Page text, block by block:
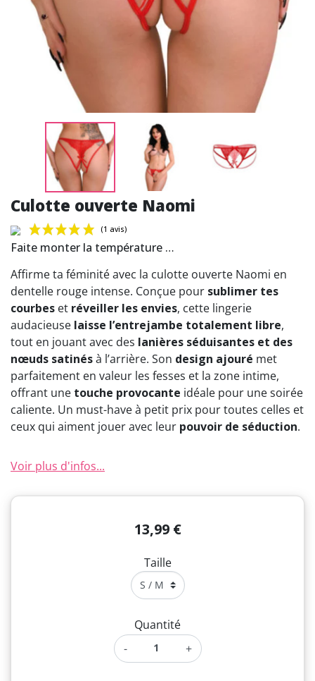
Culotte ouverte Naomi
(1 avis)
Faite monter la température …
Affirme ta féminité avec la culotte ouverte Naomi en
dentelle rouge intense. Conçue pour sublimer tes
courbes et réveiller les envies, cette lingerie
audacieuse laisse l’entrejambe totalement libre,
tout en jouant avec des lanières séduisantes et des
nœuds satinésà l’arrière. Son design ajouré met
parfaitement en valeur les fesses et la zone intime,
offrant une touche provocante idéale pour une soirée
caliente. Un must-have à petit prix pour toutes celles et
ceux qui aiment jouer avec leur pouvoir de séduction.
Voir plus d'infos...
13,99 €
Taille
Quantité
-
+